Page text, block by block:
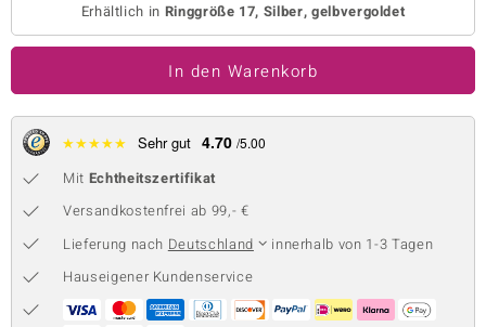
Collection
Erhältlich in Ringgröße 17, Silber, gelbvergoldet
In den Warenkorb
★★★★★ Sehr gut 4.70 /5.00
Mit Echtheitszertifikat
Versandkostenfrei ab 99,- €
Lieferung nach Deutschland
innerhalb von 1-3 Tagen
Hauseigener Kundenservice